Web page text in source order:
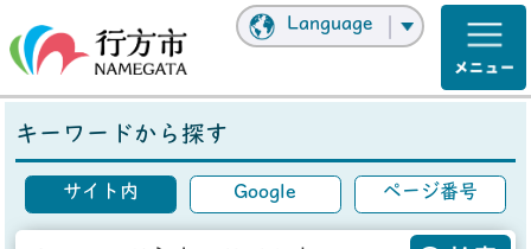
Language
キーワードから探す
サイト内 Google ページ番号